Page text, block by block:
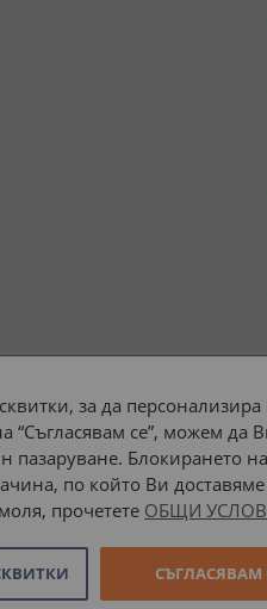
за да
“Съгласявам се”, можем
пазаруване. Блокирането
по който Ви
прочетете ОБЩИ
СЪГЛАСЯВАМ